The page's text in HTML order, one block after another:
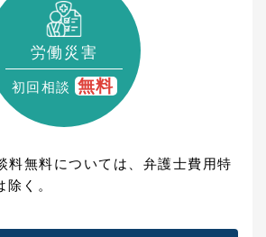
労働災害
初回相談 無料
料無料については、弁護士費用特
く。